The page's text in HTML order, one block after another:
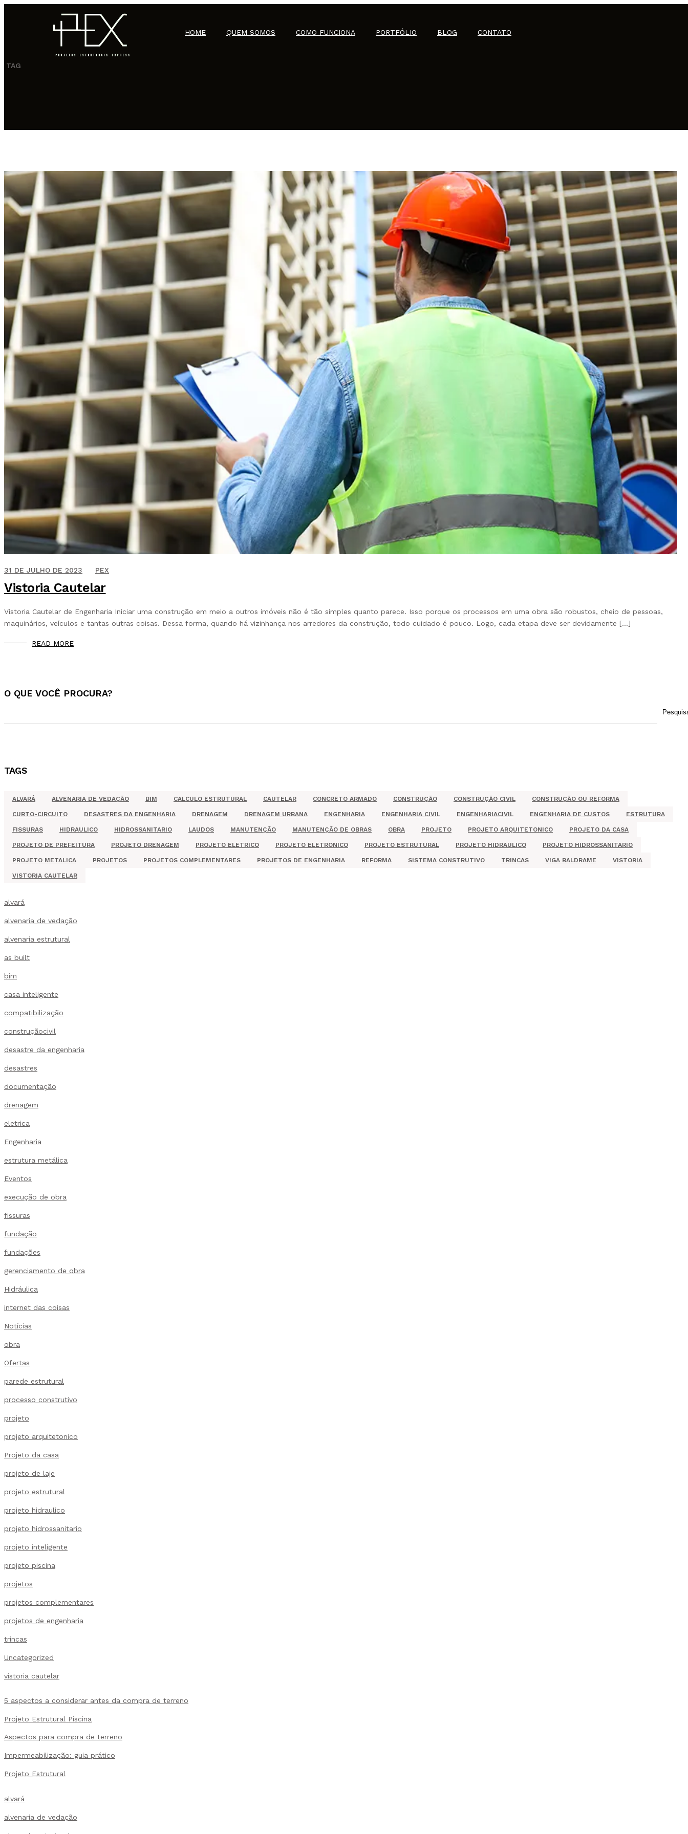
HOME QUEM SOMOS COMO FUNCIONA PORTFÓLIO BLOG CONTATO
TAG
27 DE OUTUBRO DE 2021
31 DE JULHO DE 2023 PEX
Vistoria Cautelar
Vistoria Cautelar de Engenharia Iniciar uma construção em meio a outros imóveis não é tão simples quanto parece. Isso porque os processos em uma obra são robustos, cheio de pessoas,
maquinários, veículos e tantas outras coisas. Dessa forma, quando há vizinhança nos arredores da construção, todo cuidado é pouco. Logo, cada etapa deve ser devidamente […]
READ MORE
O QUE VOCÊ PROCURA?
TAGS
ALVARÁ ALVENARIA DE VEDAÇÃO BIM CALCULO ESTRUTURAL CAUTELAR CONCRETO ARMADO CONSTRUÇÃO CONSTRUÇÃO CIVIL CONSTRUÇÃO OU REFORMA
CURTO-CIRCUITO DESASTRES DA ENGENHARIA DRENAGEM DRENAGEM URBANA ENGENHARIA ENGENHARIA CIVIL ENGENHARIACIVIL ENGENHARIA DE CUSTOS ESTRUTURA
FISSURAS HIDRAULICO HIDROSSANITARIO LAUDOS MANUTENÇÃO MANUTENÇÃO DE OBRAS OBRA PROJETO PROJETO ARQUITETONICO PROJETO DA CASA
PROJETO DE PREFEITURA PROJETO DRENAGEM PROJETO ELETRICO PROJETO ELETRONICO PROJETO ESTRUTURAL PROJETO HIDRAULICO PROJETO HIDROSSANITARIO
PROJETO METALICA PROJETOS PROJETOS COMPLEMENTARES PROJETOS DE ENGENHARIA REFORMA SISTEMA CONSTRUTIVO TRINCAS VIGA BALDRAME VISTORIA
VISTORIA CAUTELAR
alvará
alvenaria de vedação
alvenaria estrutural
as built
bim
casa inteligente
compatibilização
construçãocivil
desastre da engenharia
desastres
documentação
drenagem
eletrica
Engenharia
estrutura metálica
Eventos
execução de obra
fissuras
fundação
fundações
gerenciamento de obra
Hidráulica
internet das coisas
Notícias
obra
Ofertas
parede estrutural
processo construtivo
projeto
projeto arquitetonico
Projeto da casa
projeto de laje
projeto estrutural
projeto hidraulico
projeto hidrossanitario
projeto inteligente
projeto piscina
projetos
projetos complementares
projetos de engenharia
trincas
Uncategorized
vistoria cautelar
5 aspectos a considerar antes da compra de terreno
Projeto Estrutural Piscina
Aspectos para compra de terreno
Impermeabilização: guia prático
Projeto Estrutural
alvará
alvenaria de vedação